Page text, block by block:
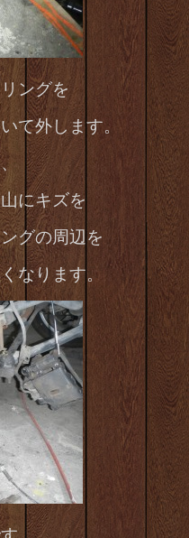
ングを
て外します。
にキズを
グの周辺を
なります。